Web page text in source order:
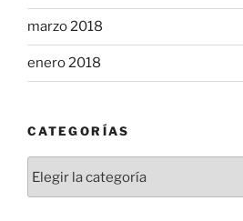
marzo 2018
enero 2018
CATEGORÍAS